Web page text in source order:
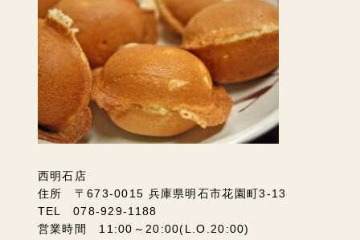
西明石店
住所 〒673-0015 兵庫県明石市花園町3-13
TEL 078-929-1188
営業時間 11:00～20:00(L.O.20:00)